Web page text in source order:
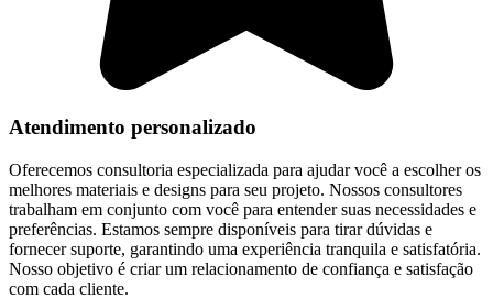
Atendimento personalizado
Oferecemos consultoria especializada para ajudar você a escolher os
melhores materiais e designs para seu projeto. Nossos consultores
trabalham em conjunto com você para entender suas necessidades e
preferências. Estamos sempre disponíveis para tirar dúvidas e
fornecer suporte, garantindo uma experiência tranquila e satisfatória.
Nosso objetivo é criar um relacionamento de confiança e satisfação
com cada cliente.